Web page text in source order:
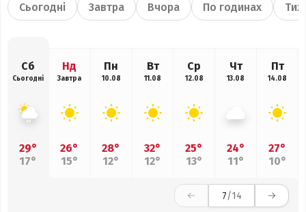
Сьогодні Завтра Вчора По годинах
Сб
Сьогодні
29°
17°
Нд
Завтра
26°
15°
Пн
10.08
28°
12°
Вт
11.08
32°
12°
Ср
12.08
25°
13°
Чт
13.08
24°
11°
Пт
14.08
27°
10°
7/14